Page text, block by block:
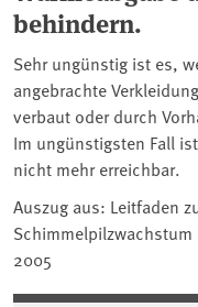
behindern.
Sehr ungünstig ist es,
angebrachte
verbaut oder durch
Im ungünstigsten Fall
nicht mehr erreichbar.
Auszug aus: Leitfaden
2005